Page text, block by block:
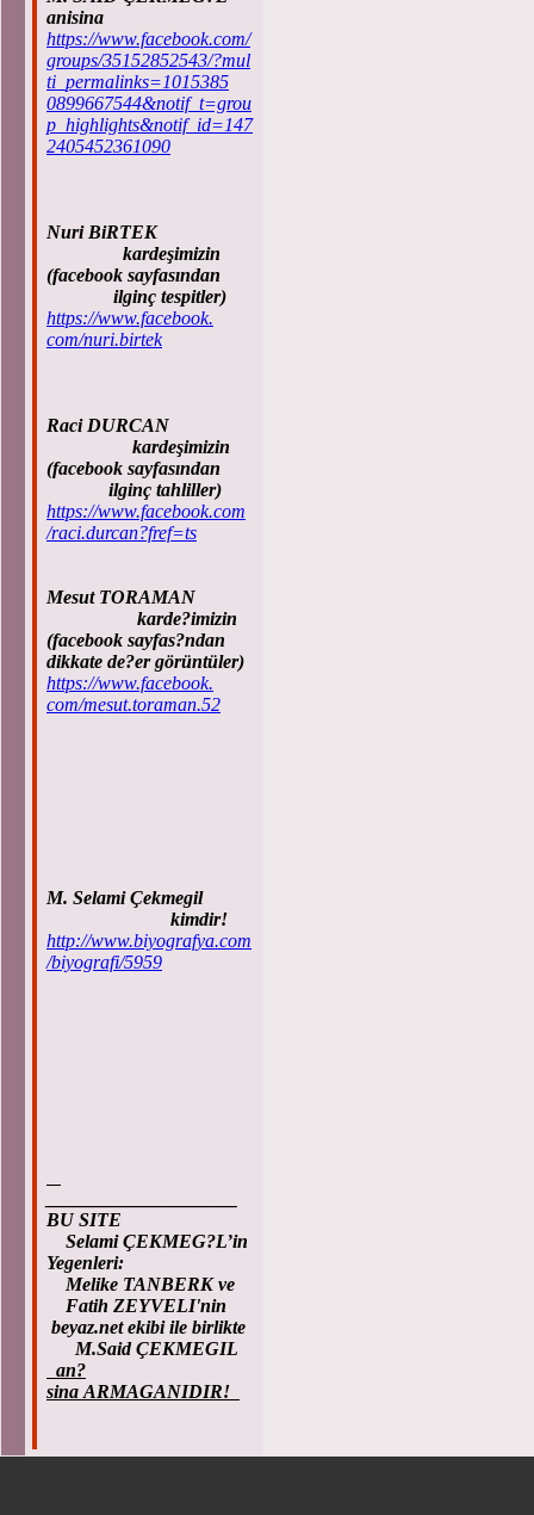
anisina
https://www.facebook.com/
groups/35152852543/?mul
ti_permalinks=1015385
0899667544&notif_t=grou
p_highlights&notif_id=147
2405452361090
Nuri BiRTEK
kardeşimizin
(facebook sayfasından
ilginç tespitler)
https://www.facebook.
com/nuri.birtek
Raci DURCAN
kardeşimizin
(facebook sayfasından
ilginç tahliller)
https://www.facebook.com
/raci.durcan?fref=ts
Mesut TORAMAN
karde?imizin
(facebook sayfas?ndan
dikkate de?er görüntüler)
https://www.facebook.
com/mesut.toraman.52
M. Selami Çekmegil
kimdir!
http://www.biyografya.com
/biyografi/5959
BU SITE
Selami ÇEKMEG?L’in
Yegenleri:
Melike TANBERK ve
Fatih ZEYVELI'nin
beyaz.net ekibi ile birlikte
M.Said ÇEKMEGIL
an?
sina ARMAGANIDIR!